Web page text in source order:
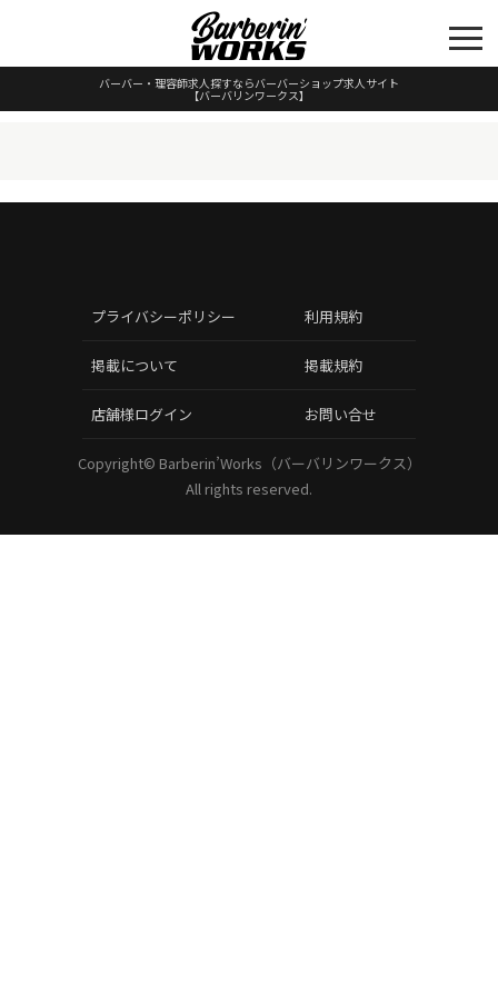
バーバー・理容師求人探すならバーバーショップ求人サイト
【バーバリンワークス】
プライバシーポリシー 利用規約
掲載について 掲載規約
店舗様ログイン お問い合せ
Copyright© Barberin’Works（バーバリンワークス）
All rights reserved.